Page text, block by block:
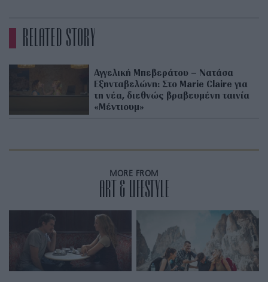
RELATED STORY
Αγγελική Μπεβεράτου – Νατάσα
Εξηνταβελώνη: Στο Marie Claire για
τη νέα, διεθνώς βραβευμένη ταινία
«Μέντιουμ»
MORE FROM
ART & LIFESTYLE